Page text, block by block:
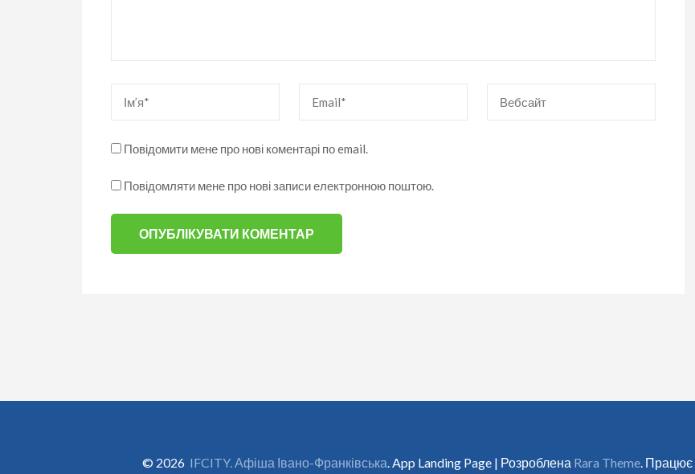
Повідомити мене про нові коментарі по email.
Повідомляти мене про нові записи електронною поштою.
© 2026 IFCITY. Афіша Івано-Франківська. App Landing Page | Розроблена Rara Theme. Працює